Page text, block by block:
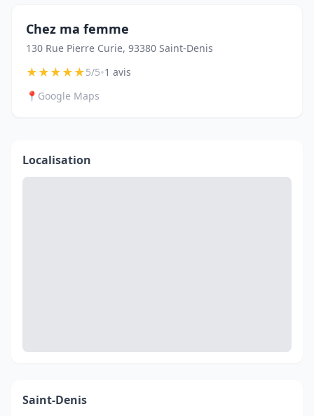
Chez ma femme
130 Rue Pierre Curie, 93380 Saint-Denis
★★★★★5/5•1 avis
📍 Google Maps
Localisation
Saint-Denis